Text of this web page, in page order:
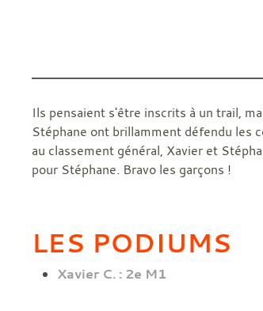
Ils pensaient s'être inscrits à un trail,
Stéphane ont brillamment défendu les
au classement général, Xavier et
pour Stéphane. Bravo les garçons !
LES PODIUMS
Xavier C. : 2e M1